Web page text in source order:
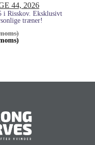
44, 2026
i Risskov. Eksklusivt
træner!